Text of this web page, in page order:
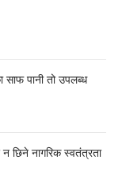
साफ पानी तो उपलब्ध
छिने नागरिक स्वतंत्रता